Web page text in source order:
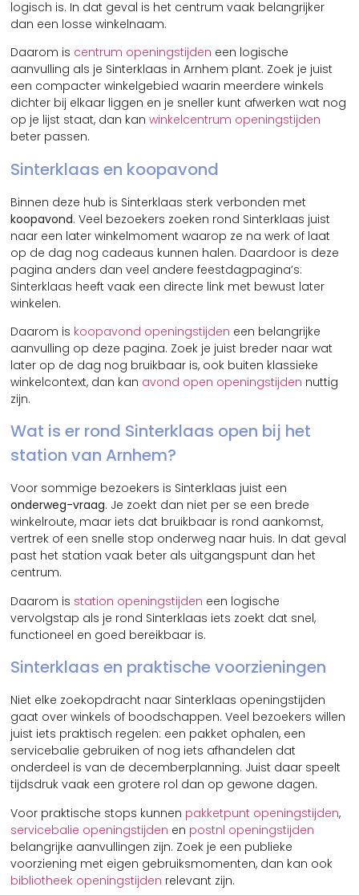
logisch is. In dat geval is het centrum vaak belangrijker
dan een losse winkelnaam.
Daarom is centrum openingstijden een logische
aanvulling als je Sinterklaas in Arnhem plant. Zoek je juist
een compacter winkelgebied waarin meerdere winkels
dichter bij elkaar liggen en je sneller kunt afwerken wat nog
op je lijst staat, dan kanwinkelcentrum openingstijden
beter passen.
Sinterklaas en koopavond
Binnen deze hub is Sinterklaas sterk verbonden met
koopavond. Veel bezoekers zoeken rond Sinterklaas juist
naar een later winkelmoment waarop ze na werk of laat
op de dag nog cadeaus kunnen halen. Daardoor is deze
pagina anders dan veel andere feestdagpagina’s:
Sinterklaas heeft vaak een directe link met bewust later
winkelen.
Daarom is koopavond openingstijden een belangrijke
aanvulling op deze pagina. Zoek je juist breder naar wat
later op de dag nog bruikbaar is, ook buiten klassieke
winkelcontext, dan kan avond open openingstijden nuttig
zijn.
Wat is er rond Sinterklaas open bij het
station van Arnhem?
Voor sommige bezoekers is Sinterklaas juist een
onderweg-vraag. Je zoekt dan niet per se een brede
winkelroute, maar iets dat bruikbaar is rond aankomst,
vertrek of een snelle stop onderweg naar huis. In dat geval
past het station vaak beter als uitgangspunt dan het
centrum.
Daarom is station openingstijden een logische
vervolgstap als je rond Sinterklaas iets zoekt dat snel,
functioneel en goed bereikbaar is.
Sinterklaas en praktische voorzieningen
Niet elke zoekopdracht naar Sinterklaas openingstijden
gaat over winkels of boodschappen. Veel bezoekers willen
juist iets praktisch regelen: een pakket ophalen, een
servicebalie gebruiken of nog iets afhandelen dat
onderdeel is van de decemberplanning. Juist daar speelt
tijdsdruk vaak een grotere rol dan op gewone dagen.
Voor praktische stops kunnen pakketpunt openingstijden,
servicebalie openingstijden en postnl openingstijden
belangrijke aanvullingen zijn. Zoek je een publieke
voorziening met eigen gebruiksmomenten, dan kan ook
bibliotheek openingstijden relevant zijn.